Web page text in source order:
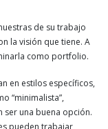
de su trabajo
la visión que tiene. A
como portfolio.
en estilos específicos,
“minimalista”,
ser una buena opción.
pueden trabajar